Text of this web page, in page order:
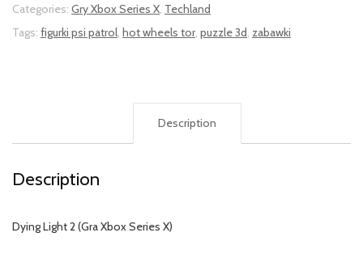
Categories: Gry Xbox Series X, Techland
Tags: figurki psi patrol, hot wheels tor, puzzle 3d, zabawki
Description
Description
Dying Light 2 (Gra Xbox Series X)